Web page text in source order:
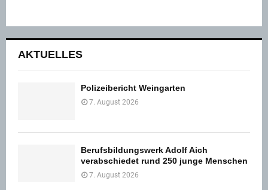
AKTUELLES
Polizeibericht Weingarten
7. August 2026
Berufsbildungswerk Adolf Aich
verabschiedet rund 250 junge Menschen
7. August 2026